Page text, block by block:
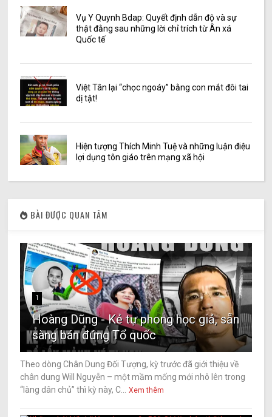
Vụ Y Quynh Bdap: Quyết định dẫn độ và sự
thật đằng sau những lời chỉ trích từ Ân xá
Quốc tế
Việt Tân lại “chọc ngoáy” bằng con mắt đôi tai
dị tật!
Hiện tượng Thích Minh Tuệ và những luận điệu
lợi dụng tôn giáo trên mạng xã hội
BÀI ĐƯỢC QUAN TÂM
1
Hoàng Dũng - Kẻ tự phong học giả, sẵn
sàng bán đứng Tổ quốc
Theo dòng Chân Dung Đối Tượng, kỳ trước đã giới thiệu về
chân dung Will Nguyễn – một mầm mống mới nhô lên trong
“làng dân chủ” thì kỳ này, C...
Xem thêm